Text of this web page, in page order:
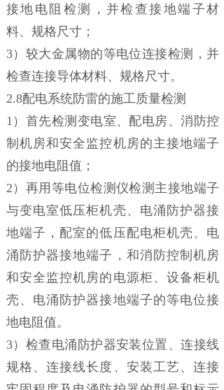
接地电阻检测，并检查接地端子材
料、规格尺寸；
3）较大金属物的等电位连接检测，并
检查连接导体材料、规格尺寸。
2.8配电系统防雷的施工质量检测
1）首先检测变电室、配电房、消防控
制机房和安全监控机房的主接地端子
的接地电阻值；
2）再用等电位检测仪检测主接地端子
与变电室低压柜机壳、电涌防护器接
地端子，配室的低压配电柜机壳、电
涌防护器接地端子，和消防控制机房
和安全监控机房的电源柜、设备柜机
壳、电涌防护器接地端子的等电位接
地电阻值。
3）检查电涌防护器安装位置、连接线
规格、连接线长度、安装工艺、连接